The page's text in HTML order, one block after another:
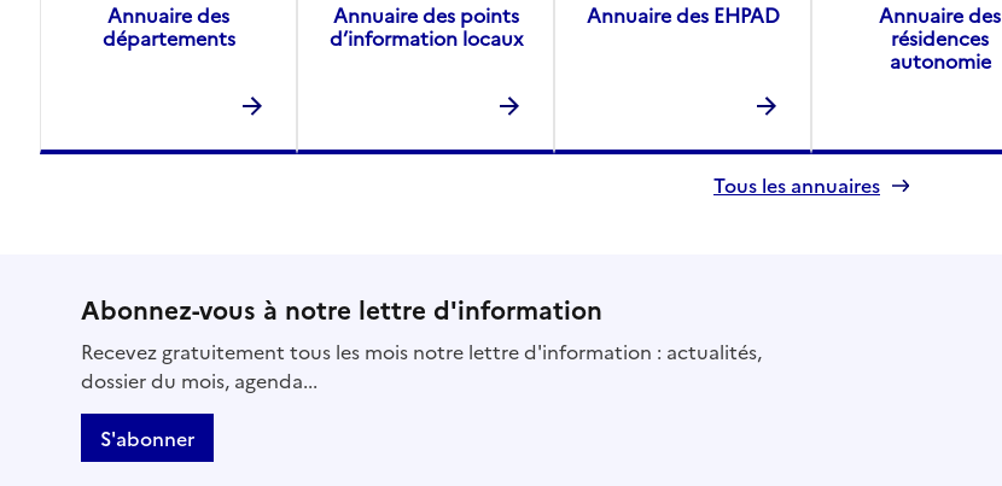
Annuaire des
départements
Annuaire des points
d’information locaux
Annuaire des EHPAD
Annuaire des
résidences
autonomie
Tous les annuaires
Abonnez-vous à notre lettre d'information
Recevez gratuitement tous les mois notre lettre d'information : actualités,
dossier du mois, agenda...
S'abonner